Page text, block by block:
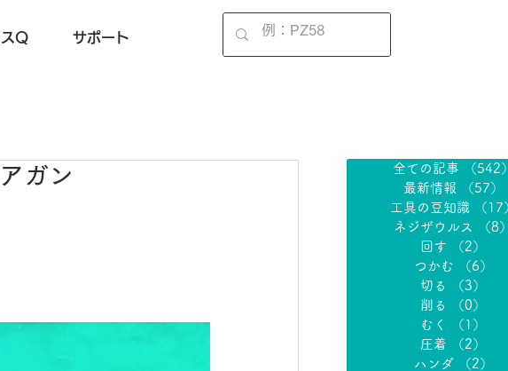
スQ サポート
ガン 全ての記事
（542
最新情報
（57）
工具の豆知識
（17
ネジザウルス
（8
回す
（2）
つかむ
（6）
切る
（3）
削る
（0）
むく
（1）
圧着
（2）
ハンダ
（2）